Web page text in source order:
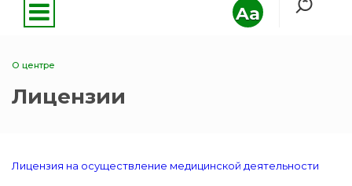
Aa
О центре
Лицензии
Лицензия на осуществление медицинской деятельности